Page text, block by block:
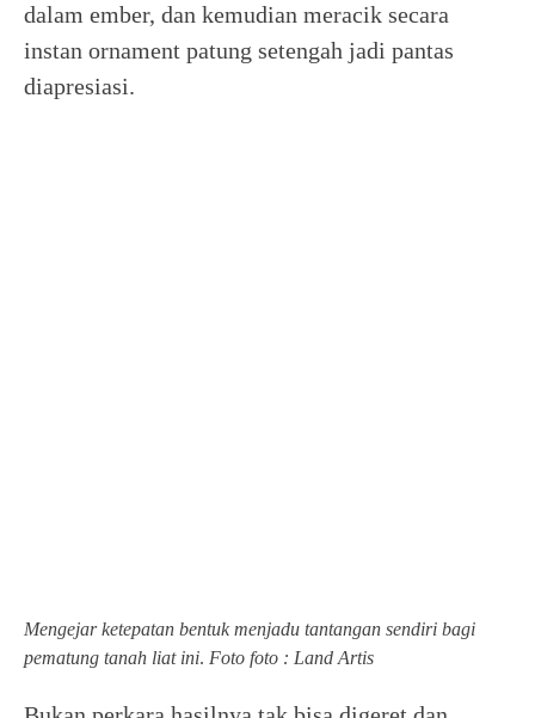
dalam ember, dan kemudian meracik secara
instan ornament patung setengah jadi pantas
diapresiasi.
Mengejar ketepatan bentuk menjadu tantangan sendiri bagi
pematung tanah liat ini. Foto foto : Land Artis